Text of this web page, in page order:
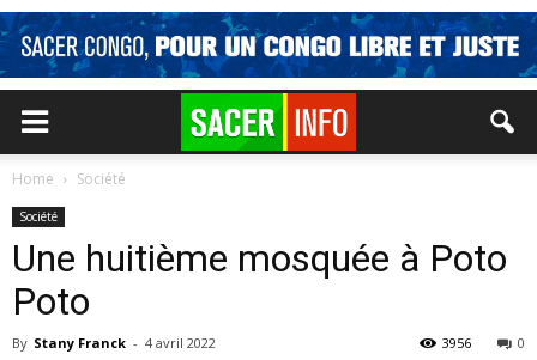
Home Société
Société
Une huitième mosquée à Poto
Poto
By Stany Franck - 4 avril 2022 0
3956